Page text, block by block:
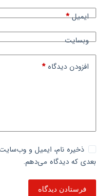
ایمیل*
وبسایت
افزودن دیدگاه*
ذخیره نام، ایمیل و
بعدی که دیدگاه می‌دهم.
فرستادن دیدگاه